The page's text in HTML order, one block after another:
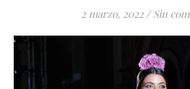
2 marzo, 2022 / Sin